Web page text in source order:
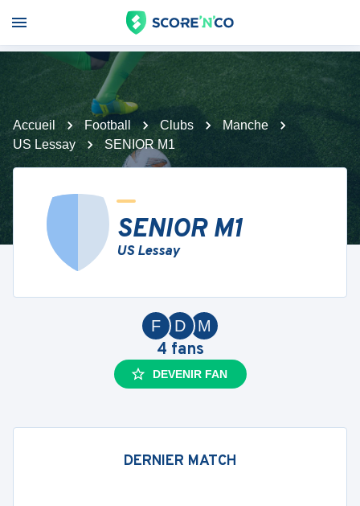
Accueil Football Clubs
Manche
US Lessay
SENIOR M1
SENIOR M1
US Lessay
M
D
F
4 fans
DEVENIR FAN
DERNIER MATCH